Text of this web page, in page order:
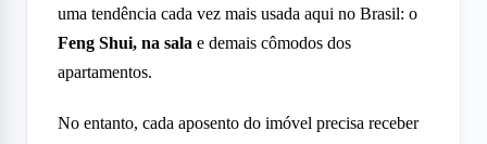
uma tendência cada vez mais usada aqui no Brasil: o
Feng Shui, na sala e demais cômodos dos
apartamentos.
No entanto, cada aposento do imóvel precisa receber